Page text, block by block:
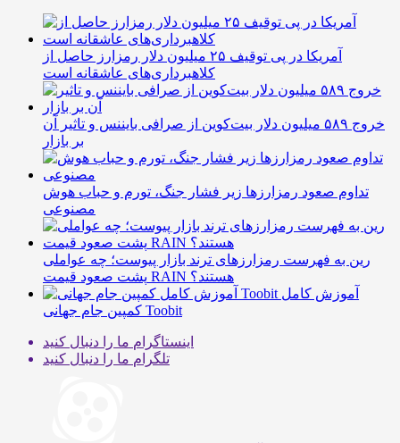
آمریکا در پی توقیف ۲۵ میلیون دلار رمزارز حاصل از
کلاهبرداری‌های عاشقانه است
خروج ۵۸۹ میلیون دلار بیت‌کوین از صرافی بایننس و تاثیر آن
بر بازار
تداوم صعود رمزارزها زیر فشار جنگ، تورم و حباب هوش
مصنوعی
رین به فهرست رمزارزهای ترند بازار پیوست؛ چه عواملی
پشت صعود قیمت RAIN هستند؟
آموزش کامل
کمپین جام جهانی Toobit
اینستاگرام ما را دنبال کنید
تلگرام ما را دنبال کنید